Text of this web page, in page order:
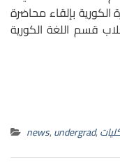
بإلقاء محاضرة
قسم اللغة الكورية
news,undergrad,